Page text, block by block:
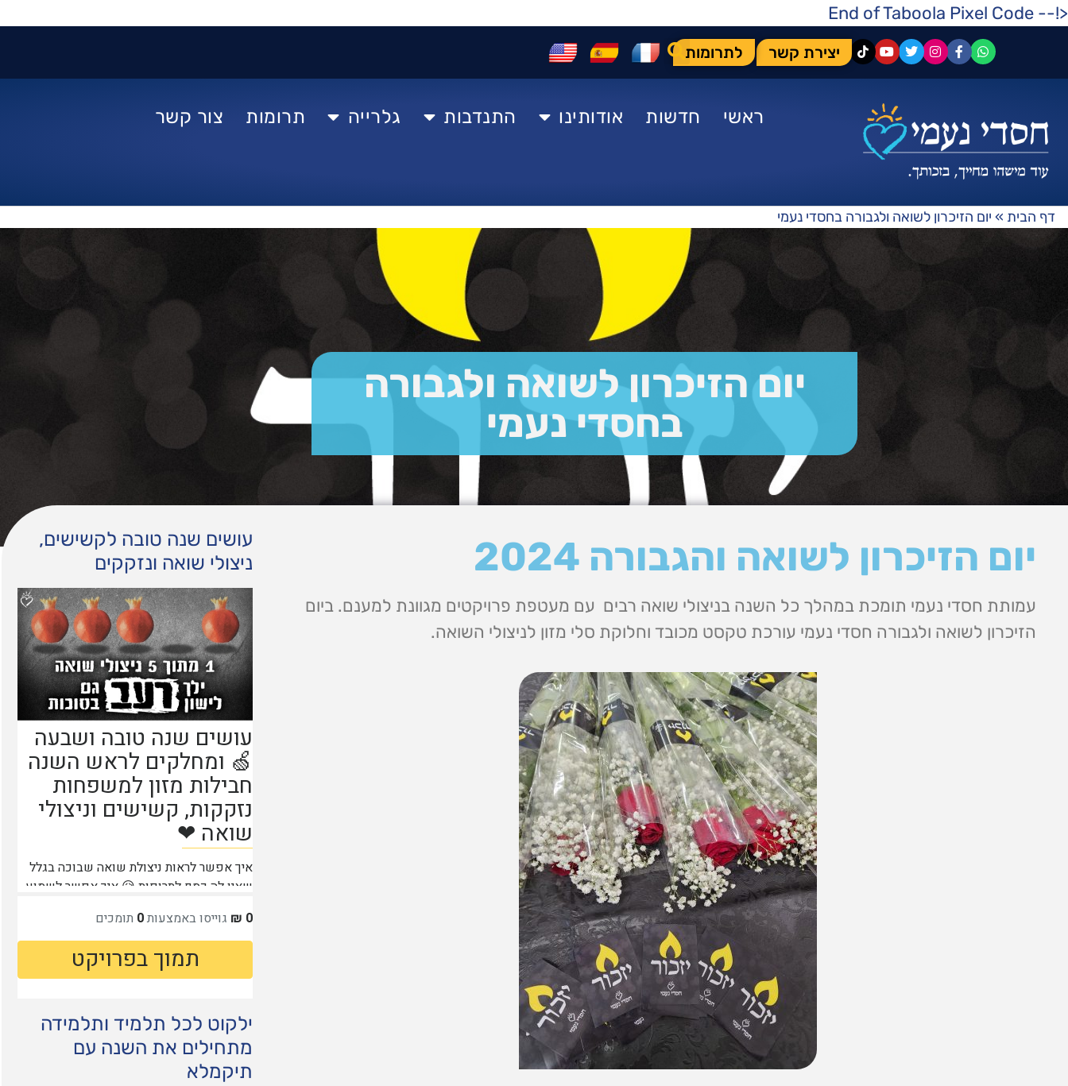
<!-- End of Taboola Pixel Code
יצירת קשר לתרומות
ראשי חדשות אודותינו התנדבות גלרייה תרומות צור קשר
דף הבית » יום הזיכרון לשואה ולגבורה בחסדי נעמי
יום הזיכרון לשואה ולגבורה
בחסדי נעמי
יום הזיכרון לשואה והגבורה 2024
עמותת חסדי נעמי תומכת במהלך כל השנה בניצולי שואה רבים עם מעטפת פרויקטים מגוונת למענם. ביום
הזיכרון לשואה ולגבורה חסדי נעמי עורכת טקסט מכובד וחלוקת סלי מזון לניצולי השואה.
עושים שנה טובה לקשישים,
ניצולי שואה ונזקקים
ילקוט לכל תלמיד ותלמידה
מתחילים את השנה עם
תיקמלא